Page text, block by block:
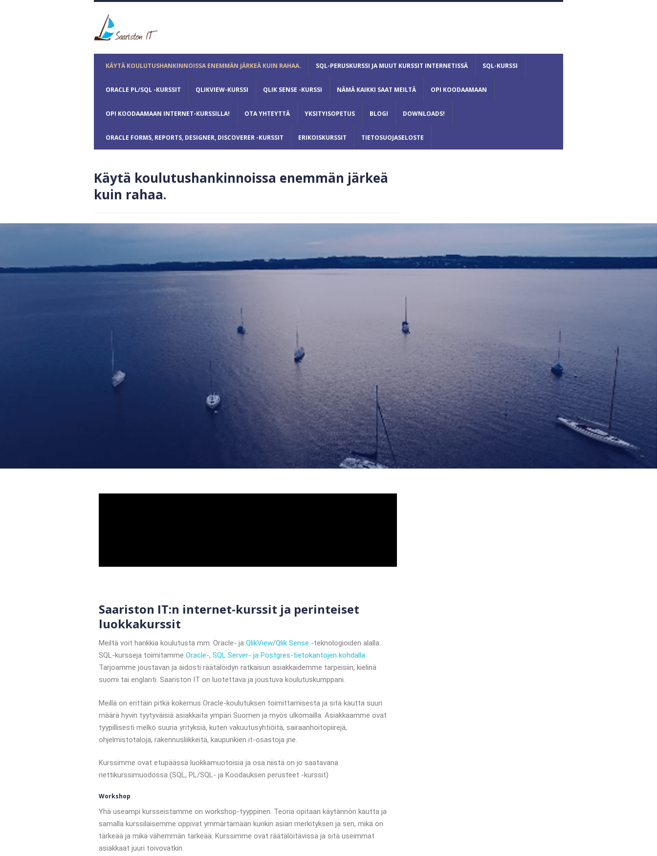
KÄYTÄ KOULUTUSHANKINNOISSA ENEMMÄN JÄRKEÄ KUIN RAHAA. SQL-PERUSKURSSI JA MUUT KURSSIT INTERNETISSÄ SQL-KURSSI
ORACLE PL/SQL -KURSSIT QLIKVIEW-KURSSI QLIK SENSE -KURSSI NÄMÄ KAIKKI SAAT MEILTÄ OPI KOODAAMAAN
OPI KOODAAMAAN INTERNET-KURSSILLA! OTA YHTEYTTÄ YKSITYISOPETUS BLOGI DOWNLOADS!
ORACLE FORMS, REPORTS, DESIGNER, DISCOVERER -KURSSIT ERIKOISKURSSIT TIETOSUOJASELOSTE
Käytä koulutushankinnoissa enemmän järkeä
kuin rahaa.
Saariston IT:n internet-kurssit ja perinteiset
luokkakurssit
Meiltä voit hankkia koulutusta mm. Oracle- ja QlikView/Qlik Sense -teknologioiden alalla.
SQL-kursseja toimitamme Oracle-, SQL Server- ja Postgres-tietokantojen kohdalla
Tarjoamme joustavan ja aidosti räätälöidyn ratkaisun asiakkaidemme tarpeisiin, kielinä
suomi tai englanti. Saariston IT on luotettava ja joustuva koulutuskumppani.
Meillä on erittäin pitkä kokemus Oracle-koulutuksen toimittamisesta ja sitä kautta suuri
määrä hyvin tyytyväisiä asiakkaita ympäri Suomen ja myös ulkomailla. Asiakkaamme ovat
tyypillisesti melko suuria yrityksiä, kuten vakuutusyhtiöitä, sairaanhoitopiirejä,
ohjelmistotaloja, rakennusliikkeitä, kaupunkien it-osastoja jne.
Kurssimme ovat etupäässä luokkamuotoisia ja osa niistä on jo saatavana
nettikurssimuodossa (SQL, PL/SQL- ja Koodauksen perusteet -kurssit)
Workshop
Yhä useampi kursseistamme on workshop-tyyppinen. Teoria opitaan käytännön kautta ja
samalla kurssilaisemme oppivat ymmärtämään kunkin asian merkityksen ja sen, mikä on
tärkeää ja mikä vähemmän tärkeää. Kurssimme ovat räätälöitävissä ja sitä useimmat
asiakkaat juuri toivovatkin.